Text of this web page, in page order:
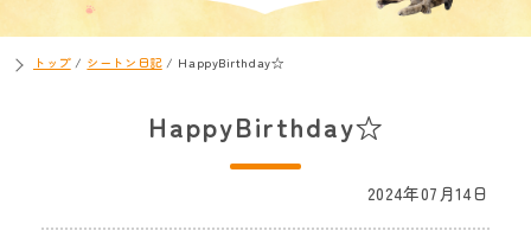
トップ/ シートン日記/ HappyBirthday☆
HappyBirthday☆
2024年07月14日